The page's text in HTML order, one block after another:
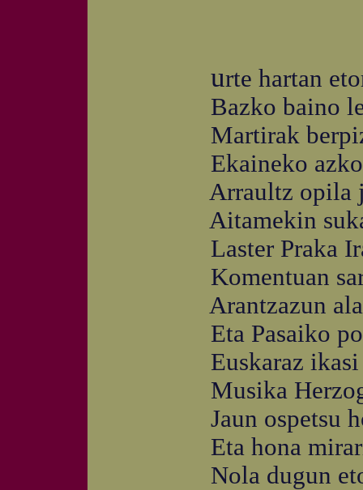
urte hartan
Bazko baino
Martirak
Ekaineko
Arraultz opila
Aitamekin
Laster Praka
Komentuan
Arantzazun
Eta Pasaiko
Euskaraz ikasi
Musika Herzog
Jaun ospetsu
Eta hona
Nola dugun